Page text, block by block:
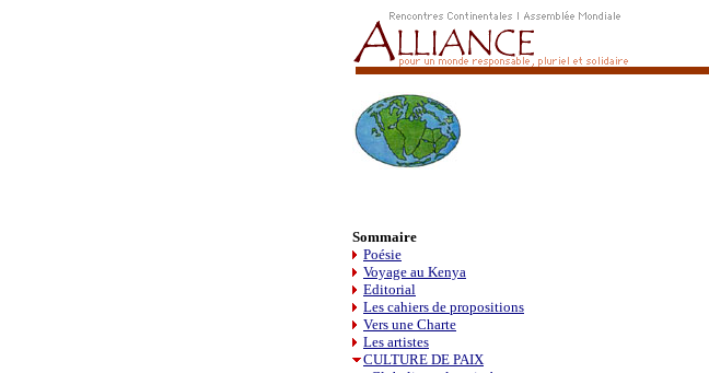
Sommaire
Poésie
Voyage au Kenya
Editorial
Les cahiers de propositions
Vers une Charte
Les artistes
CULTURE DE PAIX